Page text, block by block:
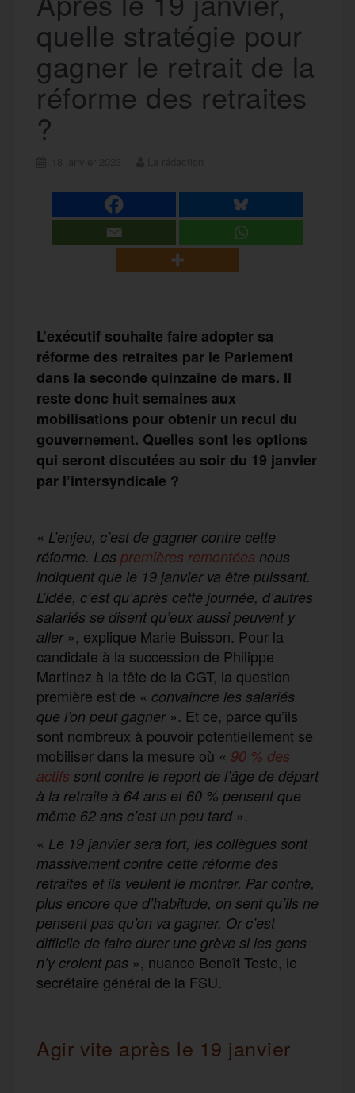
quelle stratégie pour
gagner le retrait de la
réforme des retraites
?
L’exécutif souhaite faire adopter sa
réforme des retraites par le Parlement
dans la seconde quinzaine de mars. Il
reste donc huit semaines aux
mobilisations pour obtenir un recul du
gouvernement. Quelles sont les options
qui seront discutées au soir du 19 janvier
par l’intersyndicale ?
« L’enjeu, c’est de gagner contre cette
réforme. Les premières remontées nous
indiquent que le 19 janvier va être puissant.
L’idée, c’est qu’après cette journée, d’autres
salariés se disent qu’eux aussi peuvent y
aller », explique Marie Buisson. Pour la
candidate à la succession de Philippe
Martinez à la tête de la CGT, la question
première est de « convaincre les salariés
que l’on peut gagner ». Et ce, parce qu’ils
sont nombreux à pouvoir potentiellement se
mobiliser dans la mesure où « 90 % des
actifs sont contre le report de l’âge de départ
à la retraite à 64 ans et 60 % pensent que
même 62 ans c’est un peu tard ».
« Le 19 janvier sera fort, les collègues sont
massivement contre cette réforme des
retraites et ils veulent le montrer. Par contre,
plus encore que d’habitude, on sent qu’ils ne
pensent pas qu’on va gagner. Or c’est
difficile de faire durer une grève si les gens
n’y croient pas », nuance Benoît Teste, le
secrétaire général de la FSU.
Agir vite après le 19 janvier